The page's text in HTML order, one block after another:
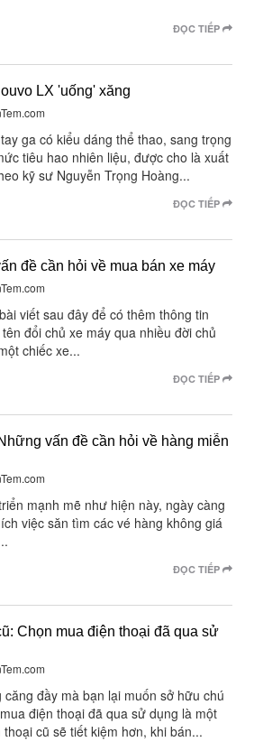
ĐỌC TIẾP
LX 'uống' xăng
ga có kiểu dáng thể thao, sang trọng
tiêu hao nhiên liệu, được cho là xuất
kỹ sư Nguyễn Trọng Hoàng...
ĐỌC TIẾP
đề cần hỏi về mua bán xe máy
viết sau đây để có thêm thông tin
đổi chủ xe máy qua nhiều đời chủ
chiếc xe...
ĐỌC TIẾP
vấn đề cần hỏi về hàng miễn
mạnh mẽ như hiện này, ngày càng
việc săn tìm các vé hàng không giá
ĐỌC TIẾP
Chọn mua điện thoại đã qua sử
đầy mà bạn lại muốn sở hữu chú
điện thoại đã qua sử dụng là một
cũ sẽ tiết kiệm hơn, khi bán...